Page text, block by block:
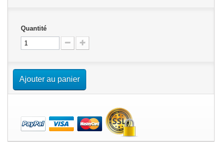
Quantité
Ajouter au panier